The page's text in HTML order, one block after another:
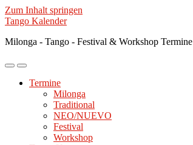
Zum Inhalt springen
Tango Kalender
Milonga - Tango - Festival & Workshop Termine
Mobile-
ein-/ausblenden
Suchfeld
ein-/ausblenden
Termine
Milonga
Traditional
NEO/NUEVO
Festival
Workshop